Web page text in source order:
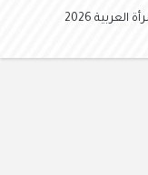
2026